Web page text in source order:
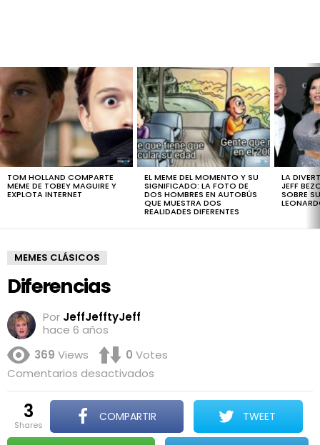
STORIES
TOM HOLLAND COMPARTE
MEME DE TOBEY MAGUIRE Y
EXPLOTA INTERNET
EL MEME DEL MOMENTO Y SU
SIGNIFICADO: LA FOTO DE
DOS HOMBRES EN AUTOBÚS
QUE MUESTRA DOS
REALIDADES DIFERENTES
LA
JEFF
SOBRE
MEMES CLÁSICOS
Diferencias
Por JeffJefftyJeff
hace 6 años
369 Views 0 Votes
Comentarios desactivados
3
shares
COMPARTIR TWEET